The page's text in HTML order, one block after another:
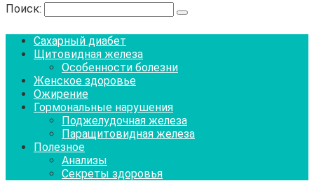
Поиск:
Сахарный диабет
Щитовидная железа
Особенности болезни
Женское здоровье
Ожирение
Гормональные нарушения
Поджелудочная железа
Паращитовидная железа
Полезное
Анализы
Секреты здоровья